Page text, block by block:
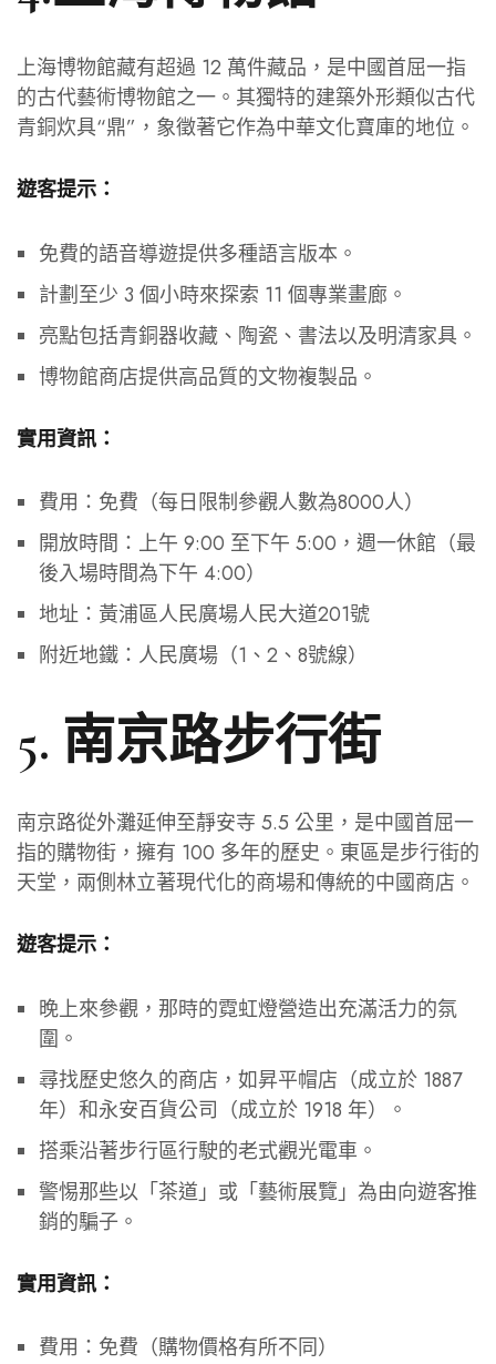
上海博物館藏有超過 12 萬件藏品，是中國首屈一指
的古代藝術博物館之一。其獨特的建築外形類似古代
青銅炊具“鼎”，象徵著它作為中華文化寶庫的地位。
遊客提示：
免費的語音導遊提供多種語言版本。
計劃至少 3 個小時來探索 11 個專業畫廊。
亮點包括青銅器收藏、陶瓷、書法以及明清家具。
博物館商店提供高品質的文物複製品。
實用資訊：
費用：免費（每日限制參觀人數為8000人）
開放時間：上午 9:00 至下午 5:00，週一休館（最
後入場時間為下午 4:00）
地址：黃浦區人民廣場人民大道201號
附近地鐵：人民廣場（1、2、8號線）
5. 南京路步行街
南京路從外灘延伸至靜安寺 5.5 公里，是中國首屈一
指的購物街，擁有 100 多年的歷史。東區是步行街的
天堂，兩側林立著現代化的商場和傳統的中國商店。
遊客提示：
晚上來參觀，那時的霓虹燈營造出充滿活力的氛
圍。
尋找歷史悠久的商店，如昇平帽店（成立於 1887
年）和永安百貨公司（成立於 1918 年）。
搭乘沿著步行區行駛的老式觀光電車。
警惕那些以「茶道」或「藝術展覽」為由向遊客推
銷的騙子。
實用資訊：
費用：免費（購物價格有所不同）